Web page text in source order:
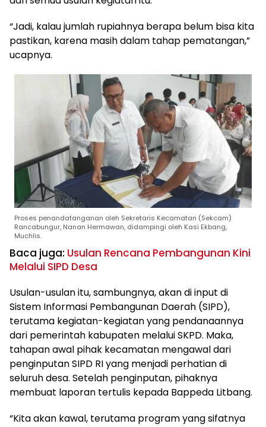
“Jadi, kalau jumlah rupiahnya berapa belum bisa kita
pastikan, karena masih dalam tahap pematangan,”
ucapnya.
Proses penandatanganan oleh Sekretaris Kecamatan (Sekcam)
Rancabungur, Nanan Hermawan, didampingi oleh Kasi Ekbang,
Muchlis.
Baca juga: Usulan Rencana Pembangunan Kini
Melalui SIPD Desa
Usulan-usulan itu, sambungnya, akan di input di
Sistem Informasi Pembangunan Daerah (SIPD),
terutama kegiatan-kegiatan yang pendanaannya
dari pemerintah kabupaten melalui SKPD. Maka,
tahapan awal pihak kecamatan mengawal dari
penginputan SIPD RI yang menjadi perhatian di
seluruh desa. Setelah penginputan, pihaknya
membuat laporan tertulis kepada Bappeda Litbang.
“Kita akan kawal, terutama program yang sifatnya